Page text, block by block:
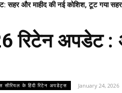
और माहीद की नई कोशिश, टूट गया सहर
मोगरा की बातों पर नर्मदा को होगा
रिटेन अपडेट :
सीरियल के हिंदी रिटेन अपडेट्स January 24, 2026